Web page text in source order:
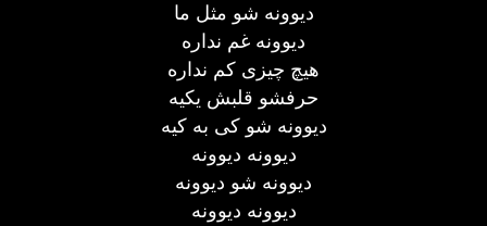
دیوونه شو مثل ما
دیوونه غم نداره
هیچ چیزی کم نداره
حرفشو قلبش یکیه
دیوونه شو کی به کیه
دیوونه دیوونه
دیوونه شو دیوونه
دیوونه دیوونه